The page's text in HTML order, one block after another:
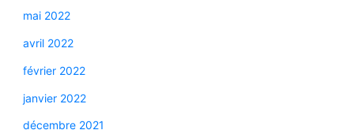
mai 2022
avril 2022
février 2022
janvier 2022
décembre 2021